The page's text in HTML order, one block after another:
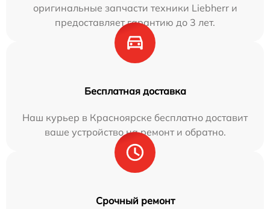
оригинальные запчасти техники Liebherr и
предоставляет гарантию до 3 лет.
Бесплатная доставка
Наш курьер в Красноярске бесплатно доставит
ваше устройство на ремонт и обратно.
Срочный ремонт